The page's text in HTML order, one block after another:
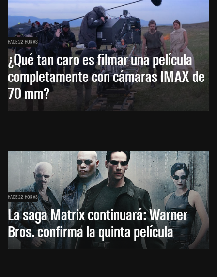
HACE 22 HORAS
¿Qué tan caro es filmar una película
completamente con cámaras IMAX de
70 mm?
HACE 22 HORAS
La saga Matrix continuará: Warner
Bros. confirma la quinta película